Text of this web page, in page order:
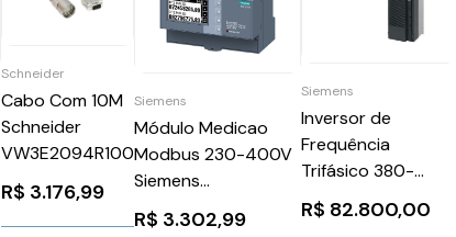
Schneider
Cabo Com 10M
Schneider
VW3E2094R100
R$ 3.176,99
Siemens
Módulo Medicao
Modbus 230-400V
Siemens
7KM22002EA301DA1
R$ 3.302,99
Siemens
Inversor de
Frequência
Trifásico 380-
480V 302A 200CV
G120
R$ 82.800,00